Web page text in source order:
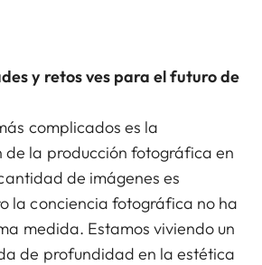
y retos ves para el futuro de
complicados es la
de la producción fotográfica en
de imágenes es
la conciencia fotográfica no ha
medida. Estamos viviendo un
de profundidad en la estética